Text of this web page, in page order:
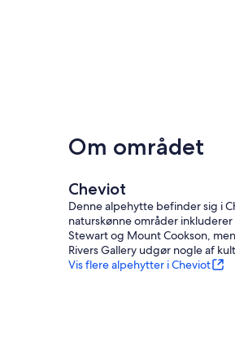
Om området
Cheviot
Denne alpehytte befinder sig i
naturskønne områder
Stewart og Mount Cookson,
Rivers Gallery udgør nogle af
Vis flere alpehytter i Cheviot